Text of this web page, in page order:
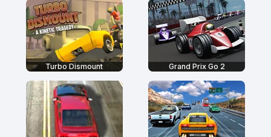
Turbo Dismount Grand Prix Go 2